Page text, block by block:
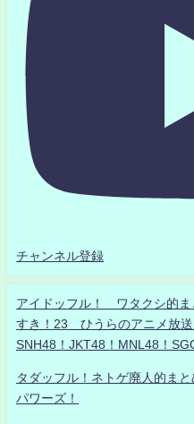
チャンネル登録
アイドッフル！ ワタクシ的
すき！23 ひうらのアニメ放
SNH48！JKT48！MNL48！
タダッフル！ネトゲ廃人的ま
パワーズ！